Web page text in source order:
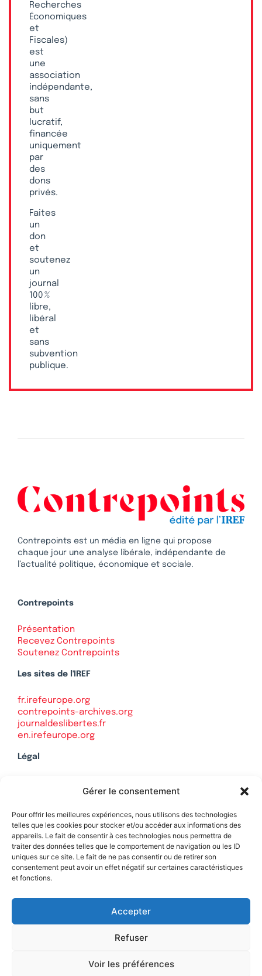
Gérer le consentement
Pour offrir les meilleures expériences, nous utilisons des technologies
telles que les cookies pour stocker et/ou accéder aux informations des
appareils. Le fait de consentir à ces technologies nous permettra de
traiter des données telles que le comportement de navigation ou les ID
uniques sur ce site. Le fait de ne pas consentir ou de retirer son
consentement peut avoir un effet négatif sur certaines caractéristiques
et fonctions.
Accepter
Refuser
Voir les préférences
Recherches
Économiques
et
Fiscales)
est
une
association
indépendante,
sans
but
lucratif,
financée
uniquement
par
des
dons
privés.
Faites
un
don
et
soutenez
un
journal
100 %
libre,
libéral
et
sans
subvention
publique.
Contrepoints est un média en ligne qui propose
chaque jour une analyse libérale, indépendante de
l’actualité politique, économique et sociale.
Contrepoints
Présentation
Recevez Contrepoints
Soutenez Contrepoints
Les sites de l'IREF
fr.irefeurope.org
contrepoints-archives.org
journaldeslibertes.fr
en.irefeurope.org
Légal
Politique de confidentialité
Contact
Soutenez Contrepoints